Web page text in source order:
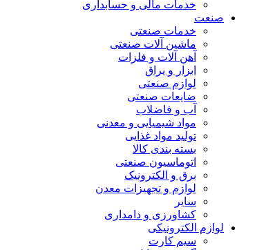
خدمات مالی و حسابداری
صنعت
خدمات صنعتی
ماشین آلات صنعتی
آهن آلات و فلزات
ابزار و یراق
لوازم صنعتی
ضایعات صنعتی
آب و فاضلاب
مواد شیمیایی و معدنی
تولید مواد غذایی
بسته بندی کالا
اتوماسیون صنعتی
برق و الکترونیک
لوازم و تجهیزات معدن
سایر
کشاورزی و دامداری
لوازم الکترونیکی
سیم کارت